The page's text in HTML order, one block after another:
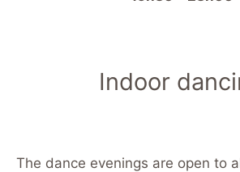
Indoor
The dance evenings are open to